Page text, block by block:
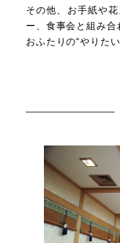
その他、お手紙や
ー、食事会と組み合
おふたりの“やりた